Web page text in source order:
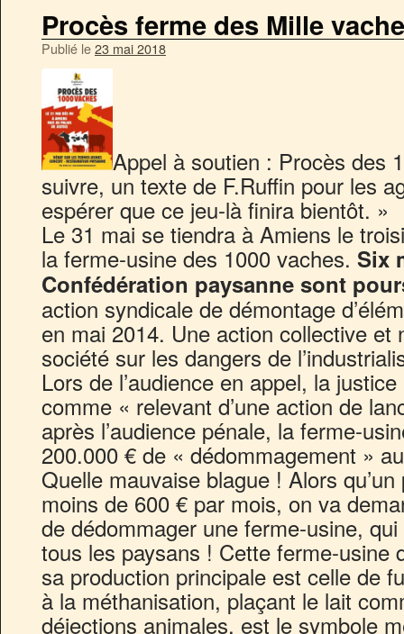
Procès ferme des Mille
Publié le23 mai 2018
Appel à soutien : Procès des
suivre, un texte de F.Ruffin pour les
espérer que ce jeu-là finira bientôt. »
Le 31 mai se tiendra à Amiens le
la ferme-usine des 1000 vaches. Six
Confédération paysanne sont
action syndicale de démontage
en mai 2014. Une action collective et
société sur les dangers de
Lors de l’audience en appel, la
comme « relevant d’une action de
après l’audience pénale, la ferme-
200.000 € de « dédommagement »
Quelle mauvaise blague ! Alors
moins de 600 € par mois, on va
de dédommager une ferme-usine,
tous les paysans ! Cette ferme-usine
sa production principale est celle de
à la méthanisation, plaçant le lait
déjections animales, est le symbole